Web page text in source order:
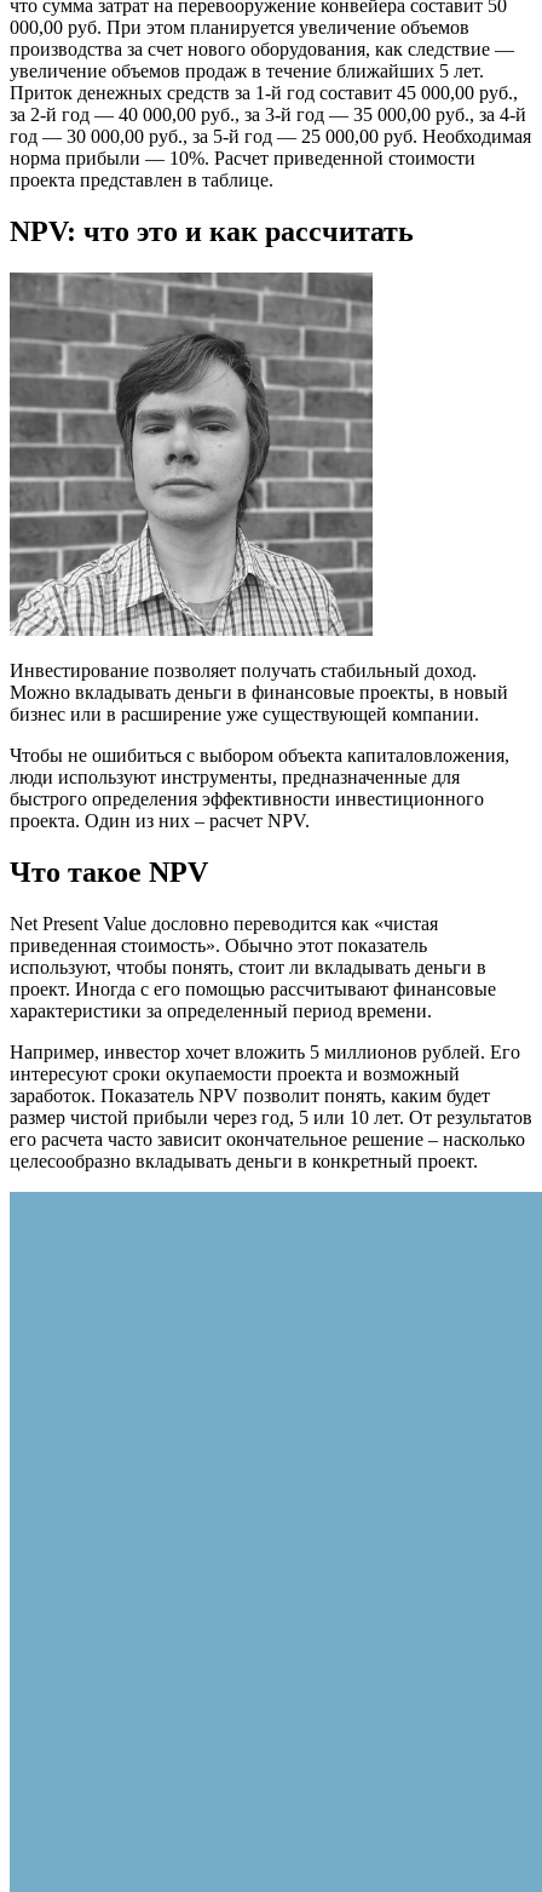
что сумма затрат на перевооружение конвейера составит 50
000,00 руб. При этом планируется увеличение объемов
производства за счет нового оборудования, как следствие —
увеличение объемов продаж в течение ближайших 5 лет.
Приток денежных средств за 1-й год составит 45 000,00 руб.,
за 2-й год — 40 000,00 руб., за 3-й год — 35 000,00 руб., за 4-й
год — 30 000,00 руб., за 5-й год — 25 000,00 руб. Необходимая
норма прибыли — 10%. Расчет приведенной стоимости
проекта представлен в таблице.
NPV: что это и как рассчитать
Инвестирование позволяет получать стабильный доход.
Можно вкладывать деньги в финансовые проекты, в новый
бизнес или в расширение уже существующей компании.
Чтобы не ошибиться с выбором объекта капиталовложения,
люди используют инструменты, предназначенные для
быстрого определения эффективности инвестиционного
проекта. Один из них – расчет NPV.
Что такое NPV
Net Present Value дословно переводится как «чистая
приведенная стоимость». Обычно этот показатель
используют, чтобы понять, стоит ли вкладывать деньги в
проект. Иногда с его помощью рассчитывают финансовые
характеристики за определенный период времени.
Например, инвестор хочет вложить 5 миллионов рублей. Его
интересуют сроки окупаемости проекта и возможный
заработок. Показатель NPV позволит понять, каким будет
размер чистой прибыли через год, 5 или 10 лет. От результатов
его расчета часто зависит окончательное решение – насколько
целесообразно вкладывать деньги в конкретный проект.